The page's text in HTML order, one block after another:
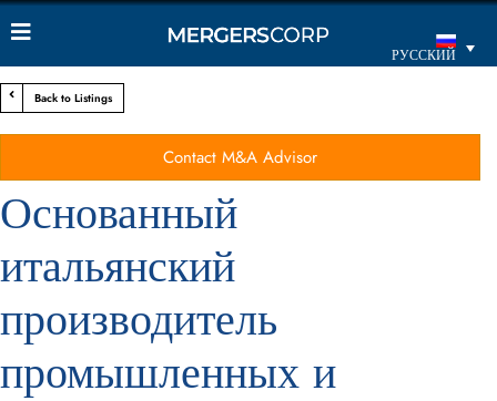
РУССКИЙ
Back to Listings
Contact M&A Advisor
Основанный
итальянский
производитель
промышленных и